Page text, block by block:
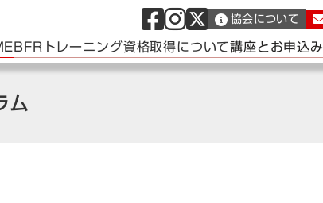
協会について
BFRトレーニング資格取得について講座とお申込み
ム